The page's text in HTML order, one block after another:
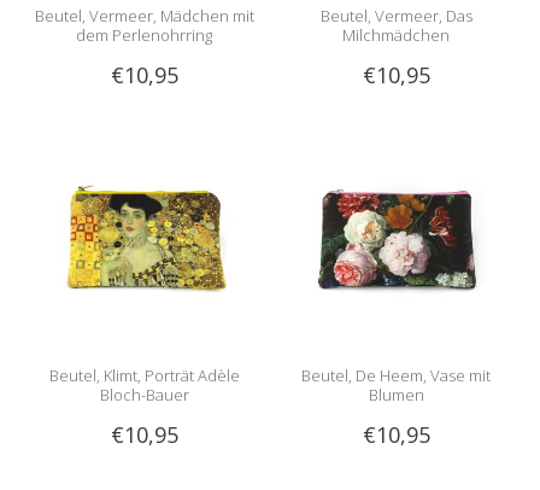
Beutel, Vermeer, Mädchen mit
dem Perlenohrring
€10,95
Beutel, Vermeer, Das
Milchmädchen
€10,95
Beutel, Klimt, Porträt Adèle
Bloch-Bauer
€10,95
Beutel, De Heem, Vase mit
Blumen
€10,95